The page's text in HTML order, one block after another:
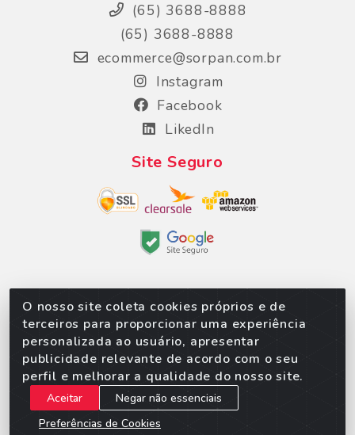
O nosso site coleta cookies próprios e de
terceiros para proporcionar uma experiência
personalizada ao usuário, apresentar
publicidade relevante de acordo com o seu
perfil e melhorar a qualidade do nosso site.
Aceitar
Negar não essenciais
Preferências de Cookies
(65) 3688-8888
(65) 3688-8888
ecommerce@sorpan.com.br
Instagram
Facebook
LikedIn
Site Seguro
Sorpan - Rodovia dos Imigrantes, Lote 06, São
Matheus, Várzea Grande/MT – CEP 78152-135 - CNPJ
02.623.537/0010-24